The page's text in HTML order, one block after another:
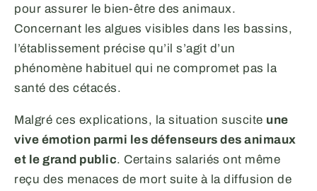
pour assurer le bien-être des animaux.
Concernant les algues visibles dans les bassins,
l’établissement précise qu’il s’agit d’un
phénomène habituel qui ne compromet pas la
santé des cétacés.
Malgré ces explications, la situation suscite une
vive émotion parmi les défenseurs des animaux
et le grand public. Certains salariés ont même
reçu des menaces de mort suite à la diffusion de